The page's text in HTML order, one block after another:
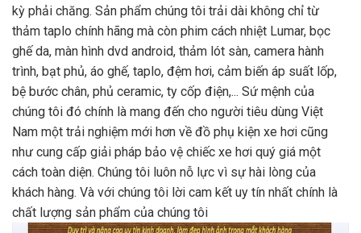
kỳ phải chăng. Sản phẩm chúng tôi trải dài không chỉ từ
thảm taplo chính hãng mà còn phim cách nhiệt Lumar, bọc
ghế da, màn hình dvd android, thảm lót sàn, camera hành
trình, bạt phủ, áo ghế, taplo, đệm hơi, cảm biến áp suất lốp,
bệ bước chân, phủ ceramic, ty cốp điện,... Sứ mệnh của
chúng tôi đó chính là mang đến cho người tiêu dùng Việt
Nam một trải nghiệm mới hơn về đồ phụ kiện xe hơi cũng
như cung cấp giải pháp bảo vệ chiếc xe hơi quý giá một
cách toàn diện. Chúng tôi luôn nỗ lực vì sự hài lòng của
khách hàng. Và với chúng tôi lời cam kết uy tín nhất chính là
chất lượng sản phẩm của chúng tôi